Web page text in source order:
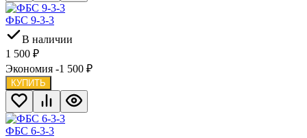
ФБС 9-3-3
В наличии
1 500 ₽
Экономия -1 500 ₽
КУПИТЬ
ФБС 6-3-3